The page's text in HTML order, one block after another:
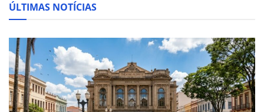
ÚLTIMAS NOTÍCIAS